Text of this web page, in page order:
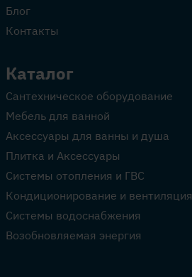
Блог
Контакты
Каталог
Сантехническое оборудование
Мебель для ванной
Аксессуары для ванны и душа
Плитка и Аксессуары
Системы отопления и ГВС
Кондиционирование и вентиляция
Системы водоснабжения
Возобновляемая энергия